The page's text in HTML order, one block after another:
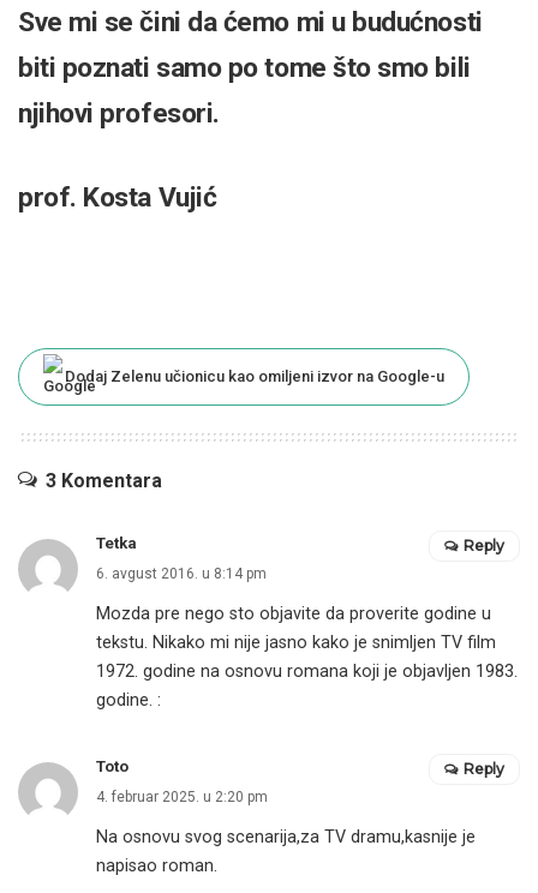
Sve mi se čini da ćemo mi u budućnosti
biti poznati samo po tome što smo bili
njihovi profesori.
prof. Kosta Vujić
Dodaj Zelenu učionicu kao omiljeni izvor na Google-u
3 Komentara
Tetka
6. avgust 2016. u 8:14 pm
Mozda pre nego sto objavite da proverite godine u
tekstu. Nikako mi nije jasno kako je snimljen TV film
1972. godine na osnovu romana koji je objavljen 1983.
godine. :
Reply
Toto
4. februar 2025. u 2:20 pm
Na osnovu svog scenarija,za TV dramu,kasnije je
napisao roman.
Reply